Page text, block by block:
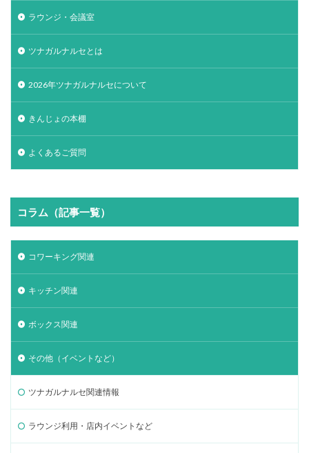
ラウンジ・会議室
ツナガルナルセとは
2026年ツナガルナルセについて
きんじょの本棚
よくあるご質問
コラム（記事一覧）
コワーキング関連
キッチン関連
ボックス関連
その他（イベントなど）
ツナガルナルセ関連情報
ラウンジ利用・店内イベントなど